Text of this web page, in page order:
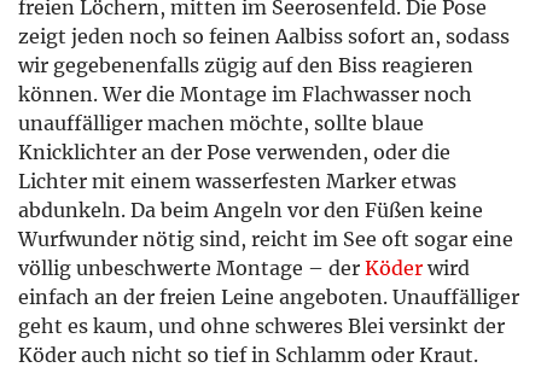
freien Löchern, mitten im Seerosenfeld. Die Pose
zeigt jeden noch so feinen Aalbiss sofort an, sodass
wir gegebenenfalls zügig auf den Biss reagieren
können. Wer die Montage im Flachwasser noch
unauffälliger machen möchte, sollte blaue
Knicklichter an der Pose verwenden, oder die
Lichter mit einem wasserfesten Marker etwas
abdunkeln. Da beim Angeln vor den Füßen keine
Wurfwunder nötig sind, reicht im See oft sogar eine
völlig unbeschwerte Montage – der Köder wird
einfach an der freien Leine angeboten. Unauffälliger
geht es kaum, und ohne schweres Blei versinkt der
Köder auch nicht so tief in Schlamm oder Kraut.